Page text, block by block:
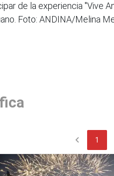
de la experiencia "Vive
Foto: ANDINA/Melina
chevron_left 1